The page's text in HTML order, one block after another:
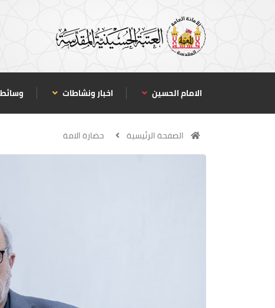
الامام الحسين اخبار ونشاطات
الصفحة الرئيسية حضارة الامة